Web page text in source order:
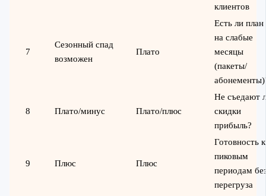
клиентов
7
Сезонный спад
возможен
Плато
Есть ли план
на слабые
месяцы
(пакеты/
8 Плато/минус Плато/плюс
Не съедают
скидки
прибыль?
9 Плюс Плюс
Готовность к
пиковым
периодам
перегруза